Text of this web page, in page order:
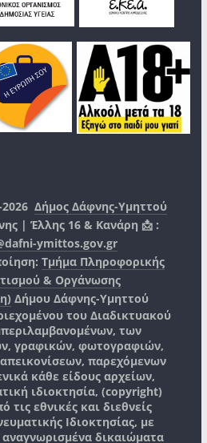
2026Δήμος Δάφνης-Υμηττού
| Έλλης 16 & Κανάρη 📩 :
ymittos.gov.gr
Τμήμα Πληροφορικής
& Οργάνωσης
Δήμου Δάφνης-Υμηττού
του Διαδικτυακού
των
γραφικών, φωτογραφιών,
παρεχόμενων
κάθε είδους αρχείων,
ιδιοκτησία, (copyright)
τις εθνικές και διεθνείς
Ιδιοκτησίας, με
δικαιώματα